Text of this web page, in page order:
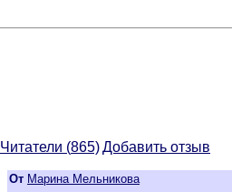
Читатели (865)Добавить отзыв
От Марина Мельникова